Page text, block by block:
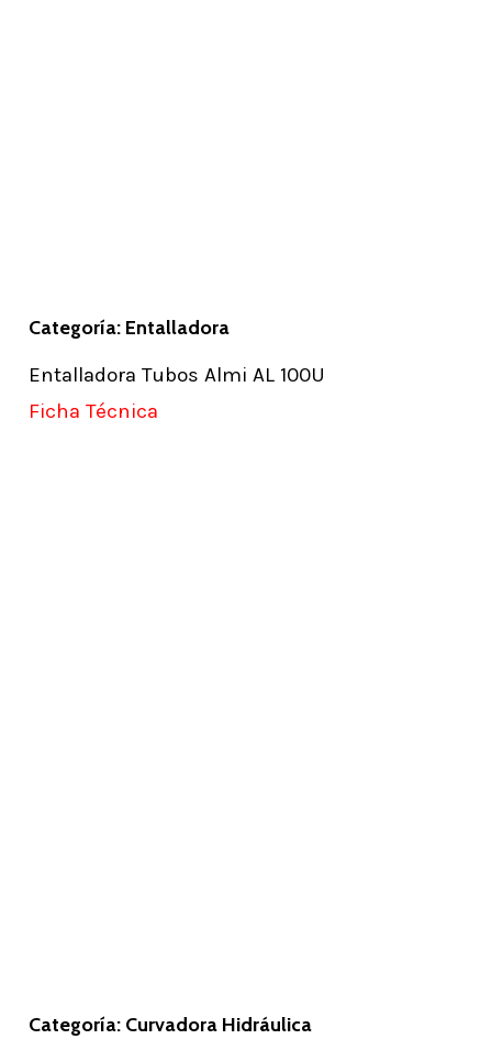
Categoría: Entalladora
Entalladora Tubos Almi AL 100U
Ficha Técnica
Categoría: Curvadora Hidráulica